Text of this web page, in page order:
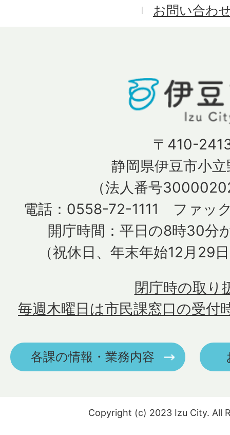
お問い合わ
〒410-
静岡県伊豆市小
（法人番号
電話：0558-72-1111 ファッ
開庁時間：平日の8時30分
（祝休日、年末年始12月29
毎週木曜日は市民課窓口の受付
閉庁時の取り
各課の情報・業務内容
Copyright (c) 2023 Izu City. All